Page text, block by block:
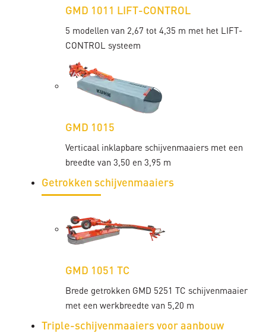
GMD 1011 LIFT-CONTROL
5 modellen van 2,67 tot 4,35 m met het LIFT-
CONTROL systeem
GMD 1015
Verticaal inklapbare schijvenmaaiers met een
breedte van 3,50 en 3,95 m
Getrokken schijvenmaaiers
GMD 1051 TC
Brede getrokken GMD 5251 TC schijvenmaaier
met een werkbreedte van 5,20 m
Triple-schijvenmaaiers voor aanbouw